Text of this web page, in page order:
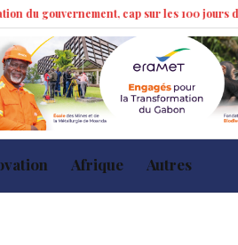
cap sur les 100 jours d’action »
Afrique Autres